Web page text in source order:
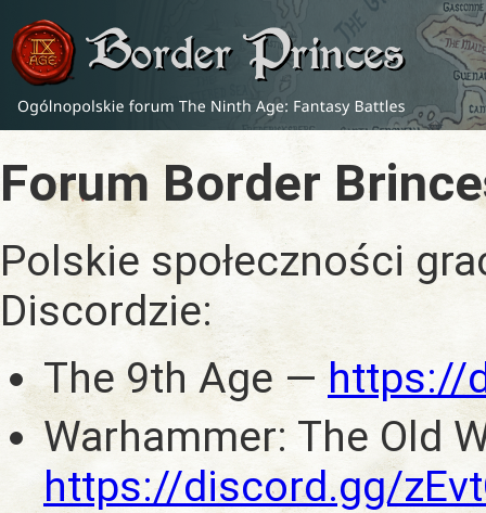
Forum Border
Polskie społeczności
Discordzie:
The 9th Age —https://
Warhammer: The Old
https://discord.gg/